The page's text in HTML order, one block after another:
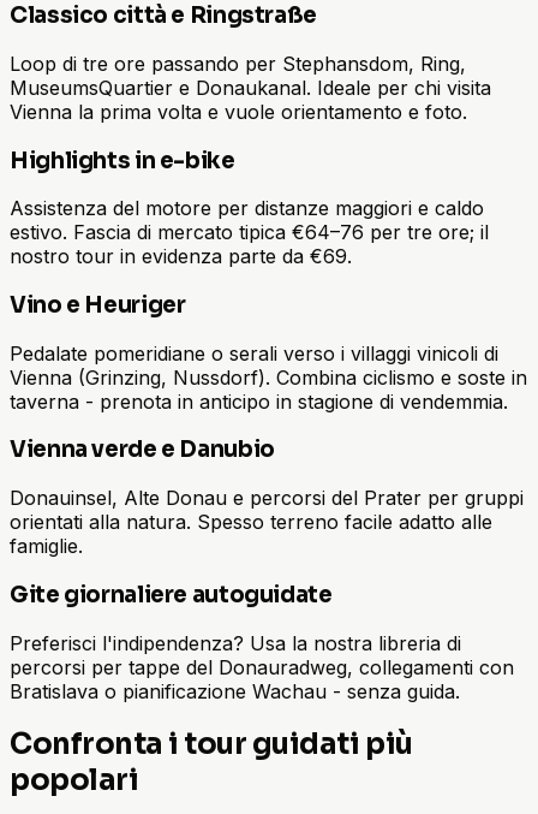
Classico città e Ringstraße
Loop di tre ore passando per Stephansdom, Ring,
MuseumsQuartier e Donaukanal. Ideale per chi visita
Vienna la prima volta e vuole orientamento e foto.
Highlights in e-bike
Assistenza del motore per distanze maggiori e caldo
estivo. Fascia di mercato tipica €64–76 per tre ore; il
nostro tour in evidenza parte da €69.
Vino e Heuriger
Pedalate pomeridiane o serali verso i villaggi vinicoli di
Vienna (Grinzing, Nussdorf). Combina ciclismo e soste in
taverna - prenota in anticipo in stagione di vendemmia.
Vienna verde e Danubio
Donauinsel, Alte Donau e percorsi del Prater per gruppi
orientati alla natura. Spesso terreno facile adatto alle
famiglie.
Gite giornaliere autoguidate
Preferisci l'indipendenza? Usa la nostra libreria di
percorsi per tappe del Donauradweg, collegamenti con
Bratislava o pianificazione Wachau - senza guida.
Confronta i tour guidati più
popolari